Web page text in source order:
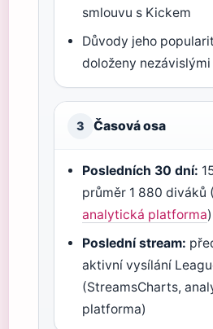
smlouvu s Kickem
Důvody jeho
doloženy
3 Časová osa
Posledních 30 dní:
průměr 1 880 diváků (
analytická platforma)
Poslední stream:
aktivní vysílání
(StreamsCharts,
platforma)